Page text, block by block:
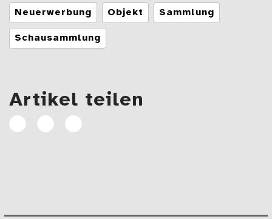
Neuerwerbung Objekt Sammlung
Schausammlung
Artikel teilen
ArtikelArtikelE-